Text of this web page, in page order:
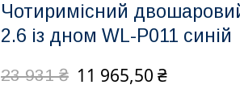
Чотиримісний
2.6 із дном WL-P011 синій
23 931 ₴ 11 965,50 ₴